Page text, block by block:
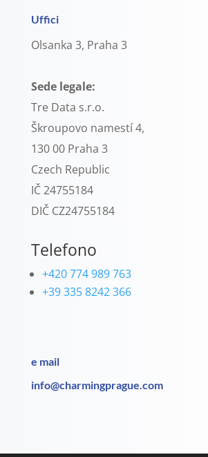
Uffici
Olsanka 3, Praha 3
Sede legale:
Tre Data s.r.o.
Škroupovo namestí 4,
130 00 Praha 3
Czech Republic
IČ 24755184
DIČ CZ24755184
Telefono
+420 774 989 763
+39 335 8242 366
e mail
info@charmingprague.com